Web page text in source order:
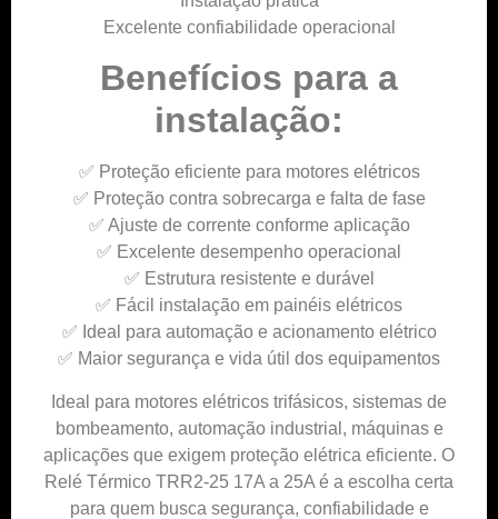
Excelente confiabilidade operacional
Benefícios para a
instalação:
✅ Proteção eficiente para motores elétricos
✅ Proteção contra sobrecarga e falta de fase
✅ Ajuste de corrente conforme aplicação
✅ Excelente desempenho operacional
✅ Estrutura resistente e durável
✅ Fácil instalação em painéis elétricos
✅ Ideal para automação e acionamento elétrico
✅ Maior segurança e vida útil dos equipamentos
Ideal para motores elétricos trifásicos, sistemas de
bombeamento, automação industrial, máquinas e
aplicações que exigem proteção elétrica eficiente. O
Relé Térmico TRR2-25 17A a 25A é a escolha certa
para quem busca segurança, confiabilidade e